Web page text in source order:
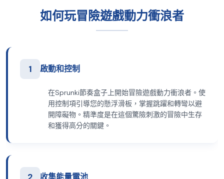
如何玩冒險遊戲動力衝浪者
1 啟動和控制
在Sprunki節奏盒子上開始冒險遊戲動力衝浪者。使
用控制項引導您的懸浮滑板，掌握跳躍和轉彎以避
開障礙物。精準度是在這個驚險刺激的冒險中生存
和獲得高分的關鍵。
收集能量電池